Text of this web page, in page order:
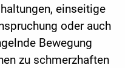
einseitige
oder auch
Bewegung
zu schmerzhaften